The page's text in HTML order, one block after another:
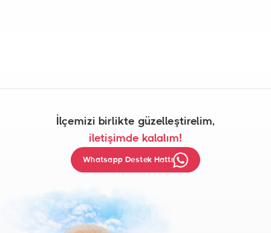
İlçemizi birlikte güzelleştirelim,
iletişimde kalalım!
Whatsapp Destek Hattı